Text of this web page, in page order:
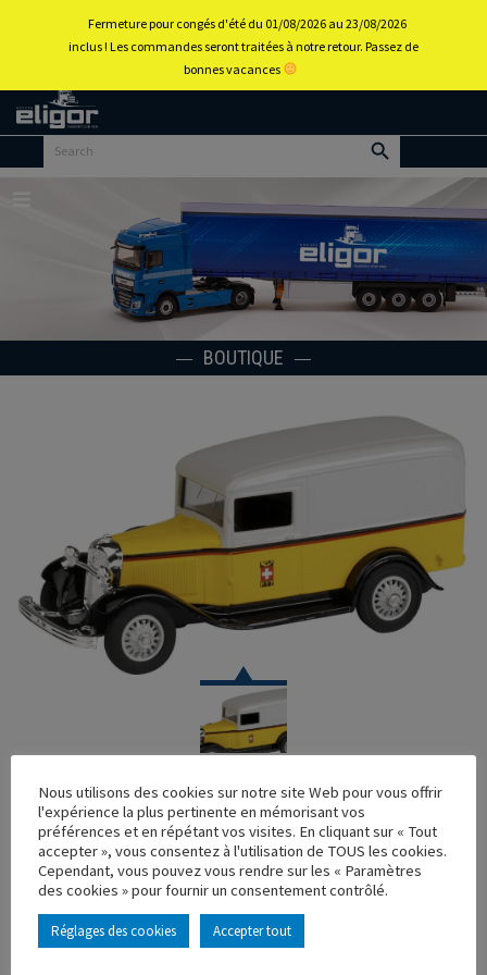
Retour
BOUTIQUE
VOITURE
FORD V8 1934 « DIE POST » SUISSE
Réf. : 100141
Rupture de stock
Caractéristique principales :
Nous utilisons des cookies sur notre site Web pour vous offrir
l'expérience la plus pertinente en mémorisant vos
préférences et en répétant vos visites. En cliquant sur « Tout
accepter », vous consentez à l'utilisation de TOUS les cookies.
Cependant, vous pouvez vous rendre sur les « Paramètres
des cookies » pour fournir un consentement contrôlé.
Réglages des cookies Accepter tout
Fermeture pour congés d'été du 01/08/2026 au 23/08/2026
inclus ! Les commandes seront traitées à notre retour. Passez de
bonnes vacances